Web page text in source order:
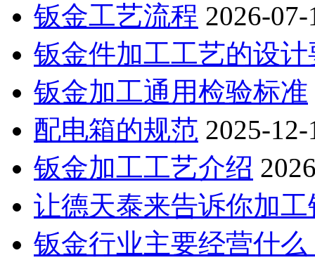
钣金工艺流程 2026-07-
钣金件加工工艺的设计
钣金加工通用检验标准
配电箱的规范 2025-12-
钣金加工工艺介绍
让德天泰来告诉你加
钣金行业主要经营什么